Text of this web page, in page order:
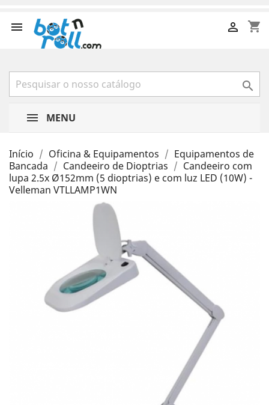
 shopping_cart


MENU
Início Oficina & Equipamentos
Equipamentos de
Bancada
Candeeiro de Dioptrias
Candeeiro com
lupa 2.5x Ø152mm (5 dioptrias) e com luz LED (10W) -
Velleman VTLLAMP1WN